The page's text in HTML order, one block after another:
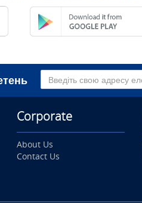
Corporate
About Us
Contact Us